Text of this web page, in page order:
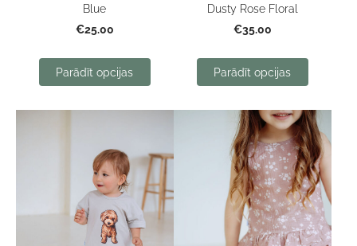
Blue
€25.00
Parādīt opcijas
Dusty Rose Floral
€35.00
Parādīt opcijas